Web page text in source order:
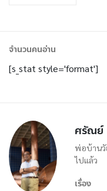
จำนวนคนอ่าน
[s_stat style='format']
ศรัณย์
พ่อบ้านวั
ไปแล้ว
เรื่อง